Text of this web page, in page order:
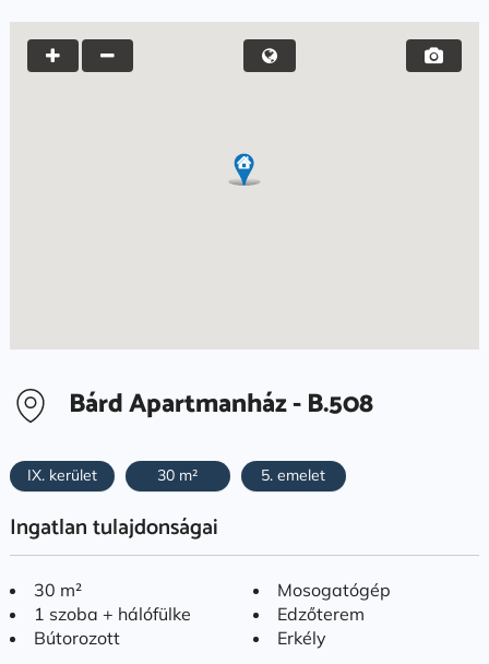
Bárd Apartmanház - B.508
IX. kerület 30 m² 5. emelet
Ingatlan tulajdonságai
30 m²
1 szoba + hálófülke
Bútorozott
Mosogatógép
Edzőterem
Erkély